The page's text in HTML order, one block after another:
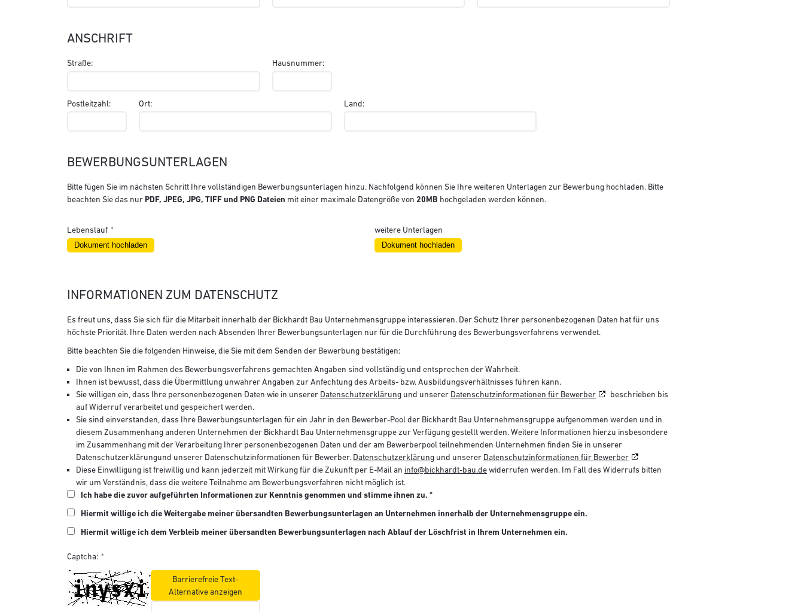
ANSCHRIFT
Straße: Hausnummer:
Postleitzahl: Ort: Land:
BEWERBUNGSUNTERLAGEN
Bitte fügen Sie im nächsten Schritt Ihre vollständigen Bewerbungsunterlagen hinzu. Nachfolgend können Sie Ihre weiteren Unterlagen zur Bewerbung hochladen. Bitte
beachten Sie das nur PDF, JPEG, JPG, TIFF und PNG Dateien mit einer maximale Datengröße von 20MB hochgeladen werden können.
Lebenslauf weitere Unterlagen
INFORMATIONEN ZUM DATENSCHUTZ
Es freut uns, dass Sie sich für die Mitarbeit innerhalb der Bickhardt Bau Unternehmensgruppe interessieren. Der Schutz Ihrer personenbezogenen Daten hat für uns
höchste Priorität. Ihre Daten werden nach Absenden Ihrer Bewerbungsunterlagen nur für die Durchführung des Bewerbungsverfahrens verwendet.
Bitte beachten Sie die folgenden Hinweise, die Sie mit dem Senden der Bewerbung bestätigen:
Die von Ihnen im Rahmen des Bewerbungsverfahrens gemachten Angaben sind vollständig und entsprechen der Wahrheit.
Ihnen ist bewusst, dass die Übermittlung unwahrer Angaben zur Anfechtung des Arbeits- bzw. Ausbildungsverhältnisses führen kann.
Sie willigen ein, dass Ihre personenbezogenen Daten wie in unserer Datenschutzerklärungund unserer Datenschutzinformationen für Bewerber
beschrieben bis
auf Widerruf verarbeitet und gespeichert werden.
Sie sind einverstanden, dass Ihre Bewerbungsunterlagen für ein Jahr in den Bewerber-Pool der Bickhardt Bau Unternehmensgruppe aufgenommen werden und in
diesem Zusammenhang anderen Unternehmen der Bickhardt Bau Unternehmensgruppe zur Verfügung gestellt werden. Weitere Informationen hierzu insbesondere
im Zusammenhang mit der Verarbeitung Ihrer personenbezogenen Daten und der am Bewerberpool teilnehmenden Unternehmen finden Sie in unserer
Datenschutzerklärungund unserer Datenschutzinformationen für Bewerber. Datenschutzerklärungund unserer Datenschutzinformationen für Bewerber
Diese Einwilligung ist freiwillig und kann jederzeit mit Wirkung für die Zukunft per E-Mail an info@bickhardt-bau.dewiderrufen werden. Im Fall des Widerrufs bitten
wir um Verständnis, dass die weitere Teilnahme am Bewerbungsverfahren nicht möglich ist.
Ich habe die zuvor aufgeführten Informationen zur Kenntnis genommen und stimme ihnen zu. *
Hiermit willige ich die Weitergabe meiner übersandten Bewerbungsunterlagen an Unternehmen innerhalb der Unternehmensgruppe ein.
Hiermit willige ich dem Verbleib meiner übersandten Bewerbungsunterlagen nach Ablauf der Löschfrist in Ihrem Unternehmen ein.
Captcha:
Barrierefreie Text-
Alternative anzeigen